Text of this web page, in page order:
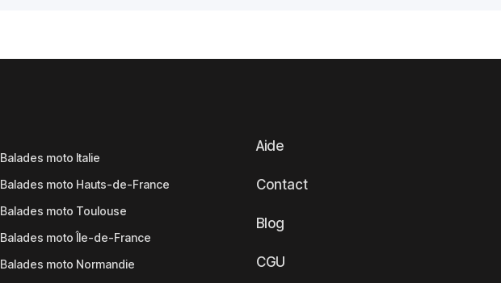
Balades moto Italie
Balades moto Hauts-de-France
Balades moto Toulouse
Balades moto Île-de-France
Balades moto Normandie
Aide
Contact
Blog
CGU